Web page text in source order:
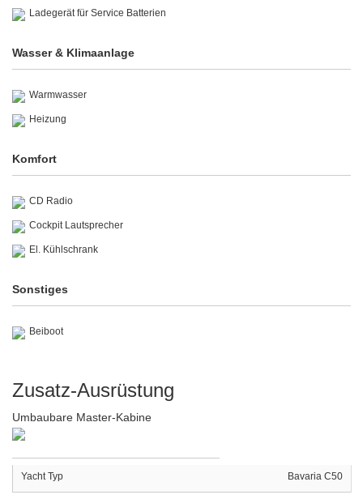
Ladegerät für Service Batterien
Wasser & Klimaanlage
Warmwasser
Heizung
Komfort
CD Radio
Cockpit Lautsprecher
El. Kühlschrank
Sonstiges
Beiboot
Zusatz-Ausrüstung
Umbaubare Master-Kabine
Yacht Typ Bavaria C50